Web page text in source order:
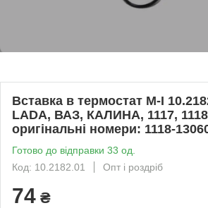
Вставка в термостат M-I
LADA, ВАЗ, КАЛИНА, 1117,
оригінальні номери: 1118-
Готово до відправки 33 од.
Код: 10.2182.01
Опт і роздріб
74 ₴